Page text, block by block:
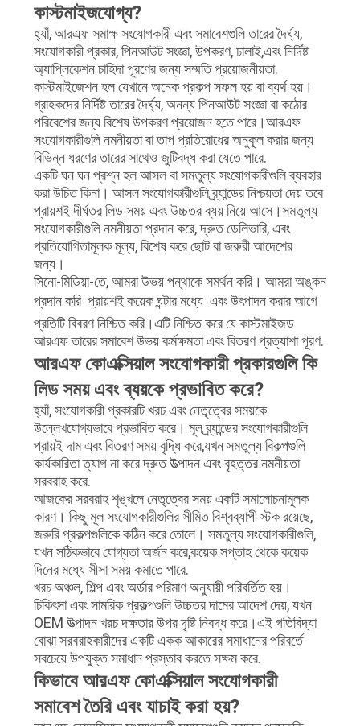
কাস্টমাইজযোগ্য?
হ্যাঁ, আরএফ সমাক্ষ সংযোগকারী এবং সমাবেশগুলি তারের দৈর্ঘ্য,
সংযোগকারী প্রকার, পিনআউট সংজ্ঞা, উপকরণ, ঢালাই,এবং নির্দিষ্ট
অ্যাপ্লিকেশন চাহিদা পূরণের জন্য সম্মতি প্রয়োজনীয়তা.
কাস্টমাইজেশন হল যেখানে অনেক প্রকল্প সফল হয় বা ব্যর্থ হয়।
গ্রাহকদের নির্দিষ্ট তারের দৈর্ঘ্য, অনন্য পিনআউট সংজ্ঞা বা কঠোর
পরিবেশের জন্য বিশেষ উপকরণ প্রয়োজন হতে পারে।আরএফ
সংযোগকারীগুলি নমনীয়তা বা তাপ প্রতিরোধের অনুকূল করার জন্য
বিভিন্ন ধরণের তারের সাথেও জুটিবদ্ধ করা যেতে পারে.
একটি ঘন ঘন প্রশ্ন হল আসল বা সমতুল্য সংযোগকারীগুলি ব্যবহার
করা উচিত কিনা। আসল সংযোগকারীগুলি ব্র্যান্ডের নিশ্চয়তা দেয় তবে
প্রায়শই দীর্ঘতর লিড সময় এবং উচ্চতর ব্যয় নিয়ে আসে।সমতুল্য
সংযোগকারীগুলি নমনীয়তা প্রদান করে, দ্রুত ডেলিভারি, এবং
প্রতিযোগিতামূলক মূল্য, বিশেষ করে ছোট বা জরুরী আদেশের
জন্য।
সিনো-মিডিয়া-তে, আমরা উভয় পন্থাকে সমর্থন করি। আমরা অঙ্কন
প্রদান করি  প্রায়শই কয়েক ঘন্টার মধ্যে  এবং উৎপাদন করার আগে
প্রতিটি বিবরণ নিশ্চিত করি।এটি নিশ্চিত করে যে কাস্টমাইজড
আরএফ তারের সমাবেশ উভয় কর্মক্ষমতা এবং বিতরণ প্রত্যাশা পূরণ.
আরএফ কোএক্সিয়াল সংযোগকারী প্রকারগুলি কি
লিড সময় এবং ব্যয়কে প্রভাবিত করে?
হ্যাঁ, সংযোগকারী প্রকারটি খরচ এবং নেতৃত্বের সময়কে
উল্লেখযোগ্যভাবে প্রভাবিত করে। মূল ব্র্যান্ডের সংযোগকারীগুলি
প্রায়ই দাম এবং বিতরণ সময় বৃদ্ধি করে,যখন সমতুল্য বিকল্পগুলি
কার্যকারিতা ত্যাগ না করে দ্রুত উত্পাদন এবং বৃহত্তর নমনীয়তা
সরবরাহ করে.
আজকের সরবরাহ শৃঙ্খলে নেতৃত্বের সময় একটি সমালোচনামূলক
কারণ। কিছু মূল সংযোগকারীগুলির সীমিত বিশ্বব্যাপী স্টক রয়েছে,
জরুরি প্রকল্পগুলিকে কঠিন করে তোলে। সমতুল্য সংযোগকারীগুলি,
যখন সঠিকভাবে যোগ্যতা অর্জন করে,কয়েক সপ্তাহ থেকে কয়েক
দিনের মধ্যে সীসা সময় কমাতে পারে.
খরচ অঞ্চল, শিল্প এবং অর্ডার পরিমাণ অনুযায়ী পরিবর্তিত হয়।
চিকিৎসা এবং সামরিক প্রকল্পগুলি উচ্চতর দামের আদেশ দেয়, যখন
OEM উত্পাদন খরচ দক্ষতার উপর দৃষ্টি নিবদ্ধ করে।এই গতিবিদ্যা
বোঝা সরবরাহকারীদের একটি একক আকারের সমাধানের পরিবর্তে
সবচেয়ে উপযুক্ত সমাধান প্রস্তাব করতে সক্ষম করে.
কিভাবে আরএফ কোএক্সিয়াল সংযোগকারী
সমাবেশ তৈরি এবং যাচাই করা হয়?